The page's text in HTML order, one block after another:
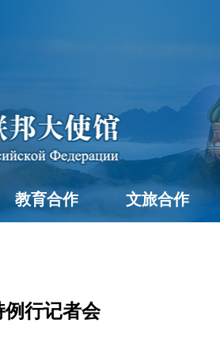
教育合作 文旅合作
例行记者会